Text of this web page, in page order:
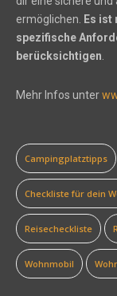
ermöglichen.
Es
spezifische
berücksichtigen
Mehr Infos unter
Campingplatztipps
Checkliste für dein
Reisecheckliste
Wohnmobil